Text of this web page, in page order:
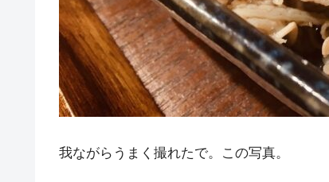
我ながらうまく撮れたで。この写真。